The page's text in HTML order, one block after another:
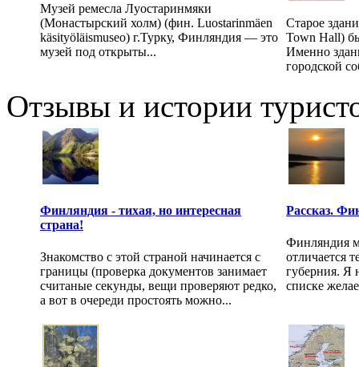
Музей ремесла Луостаринмяки
(Монастырский холм) (фин. Luostarinmäen
käsityöläismuseo) г.Турку, Финляндия — это
музей под открыты...
Старое
Town Hall)
Именно
городской
Отзывы и истории
Финляндия - тихая, но интересная
страна!
Знакомство с этой страной начинается с
границы (проверка документов занимает
считаные секунды, вещи проверяют редко,
а вот в очереди простоять можно...
Рассказ.
Финляндия
отличается
губерния. Я
списке